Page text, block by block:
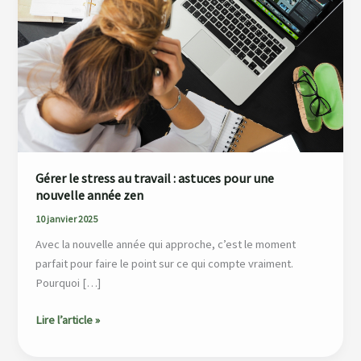
Gérer le stress au travail : astuces pour une
nouvelle année zen
10 janvier 2025
Avec la nouvelle année qui approche, c’est le moment
parfait pour faire le point sur ce qui compte vraiment.
Pourquoi […]
stress
au
travail
:
astuces
pour
une
nouvelle
année
zen
Lire l’article »